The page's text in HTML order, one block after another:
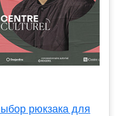
рюкзака для